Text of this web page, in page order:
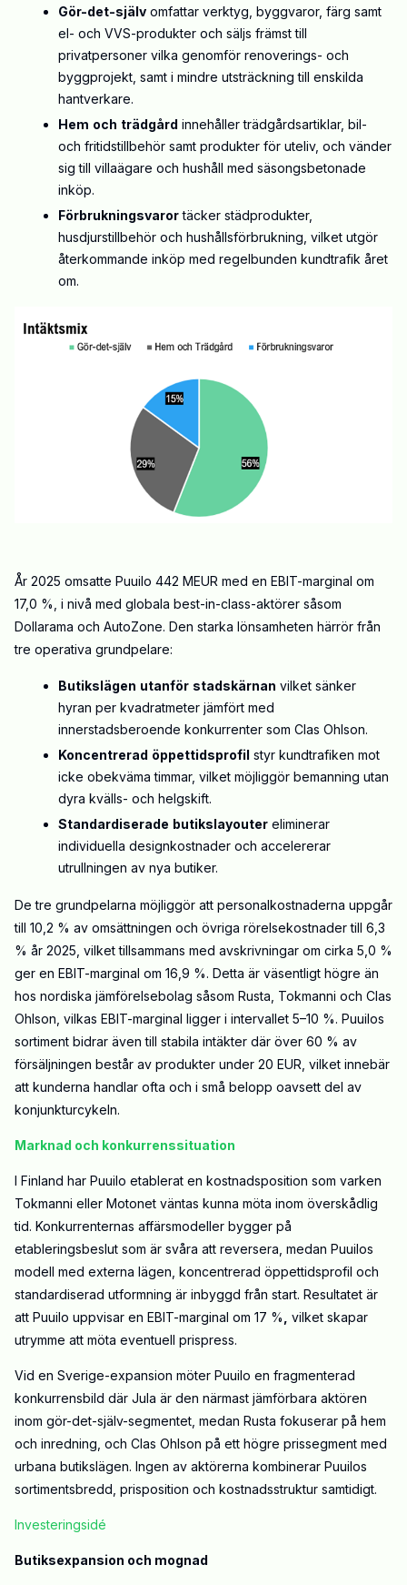
Gör-det-själv omfattar verktyg, byggvaror, färg samt
el- och VVS-produkter och säljs främst till
privatpersoner vilka genomför renoverings- och
byggprojekt, samt i mindre utsträckning till enskilda
hantverkare.
Hem och trädgård innehåller trädgårdsartiklar, bil-
och fritidstillbehör samt produkter för uteliv, och vänder
sig till villaägare och hushåll med säsongsbetonade
inköp.
Förbrukningsvarortäcker städprodukter,
husdjurstillbehör och hushållsförbrukning, vilket utgör
återkommande inköp med regelbunden kundtrafik året
om.
År 2025 omsatte Puuilo 442 MEUR med en EBIT-marginal om
17,0 %, i nivå med globala best-in-class-aktörer såsom
Dollarama och AutoZone. Den starka lönsamheten härrör från
tre operativa grundpelare:
Butikslägen utanför stadskärnan vilket sänker
hyran per kvadratmeter jämfört med
innerstadsberoende konkurrenter som Clas Ohlson.
Koncentrerad öppettidsprofil styr kundtrafiken mot
icke obekväma timmar, vilket möjliggör bemanning utan
dyra kvälls- och helgskift.
Standardiserade butikslayouter eliminerar
individuella designkostnader och accelererar
utrullningen av nya butiker.
De tre grundpelarna möjliggör att personalkostnaderna uppgår
till 10,2 % av omsättningen och övriga rörelsekostnader till 6,3
% år 2025, vilket tillsammans med avskrivningar om cirka 5,0 %
ger en EBIT-marginal om 16,9 %. Detta är väsentligt högre än
hos nordiska jämförelsebolag såsom Rusta, Tokmanni och Clas
Ohlson, vilkas EBIT-marginal ligger i intervallet 5–10 %. Puuilos
sortiment bidrar även till stabila intäkter där över 60 % av
försäljningen består av produkter under 20 EUR, vilket innebär
att kunderna handlar ofta och i små belopp oavsett del av
konjunkturcykeln.
Marknad och konkurrenssituation
I Finland har Puuilo etablerat en kostnadsposition som varken
Tokmanni eller Motonet väntas kunna möta inom överskådlig
tid. Konkurrenternas affärsmodeller bygger på
etableringsbeslut som är svåra att reversera, medan Puuilos
modell med externa lägen, koncentrerad öppettidsprofil och
standardiserad utformning är inbyggd från start. Resultatet är
att Puuilo uppvisar en EBIT-marginal om 17 %
vilket skapar
utrymme att möta eventuell prispress.
Vid en Sverige-expansion möter Puuilo en fragmenterad
konkurrensbild där Jula är den närmast jämförbara aktören
inom gör-det-själv-segmentet, medan Rusta fokuserar på hem
och inredning, och Clas Ohlson på ett högre prissegment med
urbana butikslägen. Ingen av aktörerna kombinerar Puuilos
sortimentsbredd, prisposition och kostnadsstruktur samtidigt.
Investeringsidé
Butiksexpansion och mognad